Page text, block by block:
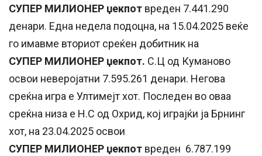
СУПЕР МИЛИОНЕР џекпот вреден 7.441.290
денари. Една недела подоцна, на 15.04.2025 веќе
го имавме вториот среќен добитник на
СУПЕР МИЛИОНЕР џекпот. С.Ц од Куманово
освои неверојатни 7.595.261 денари. Негова
среќна игра е Ултимејт хот. Последен во оваа
среќна низа е Н.С од Охрид, кој играјќи ја Брнинг
хот, на 23.04.2025 освои
СУПЕР МИЛИОНЕР џекпот вреден 6.787.199